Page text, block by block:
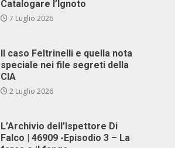
Catalogare l’Ignoto
7 Luglio 2026
Il caso Feltrinelli e quella nota
speciale nei file segreti della
CIA
2 Luglio 2026
L’Archivio dell’Ispettore Di
Falco | 46909 -Episodio 3 – La